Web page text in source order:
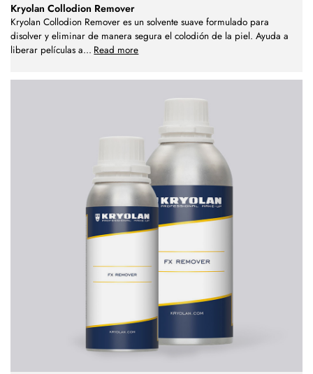
Kryolan Collodion Remover
Kryolan Collodion Remover es un solvente suave formulado para
disolver y eliminar de manera segura el colodión de la piel. Ayuda a
liberar películas a... Read more